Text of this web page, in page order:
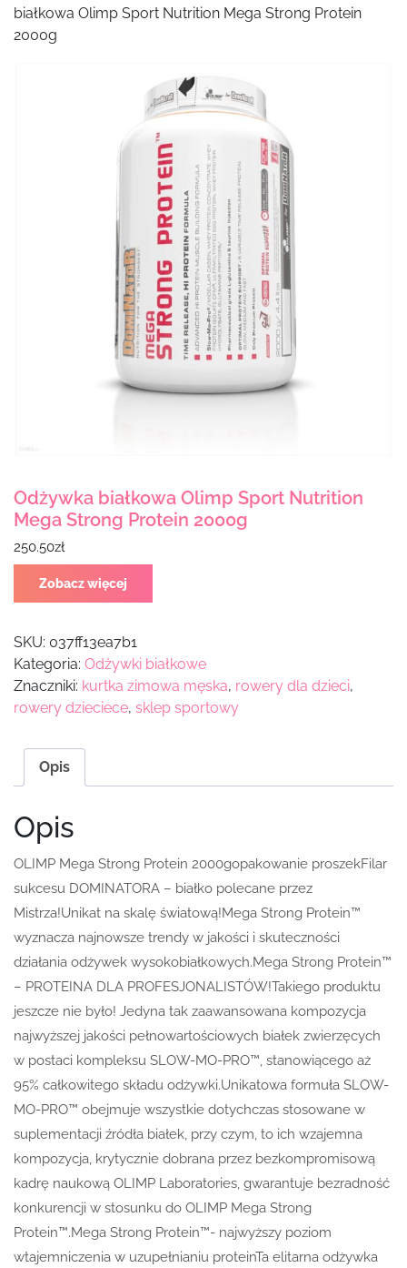
białkowa Olimp Sport Nutrition Mega Strong Protein
2000g
Odżywka białkowa Olimp Sport Nutrition
Mega Strong Protein 2000g
250.50zł
Zobacz więcej
SKU: 037ff13ea7b1
Kategoria: Odżywki białkowe
Znaczniki: kurtka zimowa męska, rowery dla dzieci,
rowery dzieciece, sklep sportowy
Opis
Opis
OLIMP Mega Strong Protein 2000gopakowanie proszekFilar
sukcesu DOMINATORA – białko polecane przez
Mistrza!Unikat na skalę światową!Mega Strong Protein™
wyznacza najnowsze trendy w jakości i skuteczności
działania odżywek wysokobiałkowych.Mega Strong Protein™
– PROTEINA DLA PROFESJONALISTÓW!Takiego produktu
jeszcze nie było! Jedyna tak zaawansowana kompozycja
najwyższej jakości pełnowartościowych białek zwierzęcych
w postaci kompleksu SLOW-MO-PRO™, stanowiącego aż
95% całkowitego składu odżywki.Unikatowa formuła SLOW-
MO-PRO™ obejmuje wszystkie dotychczas stosowane w
suplementacji źródła białek, przy czym, to ich wzajemna
kompozycja, krytycznie dobrana przez bezkompromisową
kadrę naukową OLIMP Laboratories, gwarantuje bezradność
konkurencji w stosunku do OLIMP Mega Strong
Protein™.Mega Strong Protein™- najwyższy poziom
wtajemniczenia w uzupełnianiu proteinTa elitarna odżywka